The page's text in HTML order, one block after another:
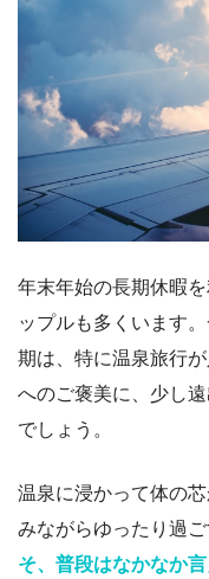
年末年始の長期休暇
ップルも多くいます
期は、特に温泉旅行
へのご褒美に、少し
でしょう。
温泉に浸かって体の
みながらゆったり過ご
そ、普段はなかなか